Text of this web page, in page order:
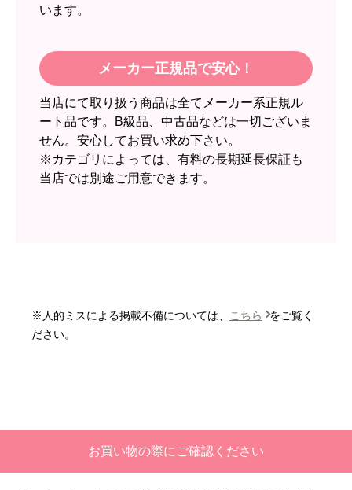
2026年6月30日 23:50
欲しい商品をスムーズに注文できましたか？
はい
ショップからの連絡や対応は適切でしたか？
無回答
予定の期日までに商品が届きましたか？
【注文からどのくらいで届きましたか？】
二週間ほどです。
います。
メーカー正規品で安心！
当店にて取り扱う商品は全てメーカー系正規ル
ート品です。B級品、中古品などは一切ございま
せん。安心してお買い求め下さい。
※カテゴリによっては、有料の長期延長保証も
当店では別途ご用意できます。
※人的ミスによる掲載不備については、 こちら
をご覧く
ださい。
お買い物の際にご確認ください